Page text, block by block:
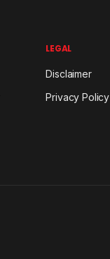
LEGAL
Disclaimer
Privacy Policy